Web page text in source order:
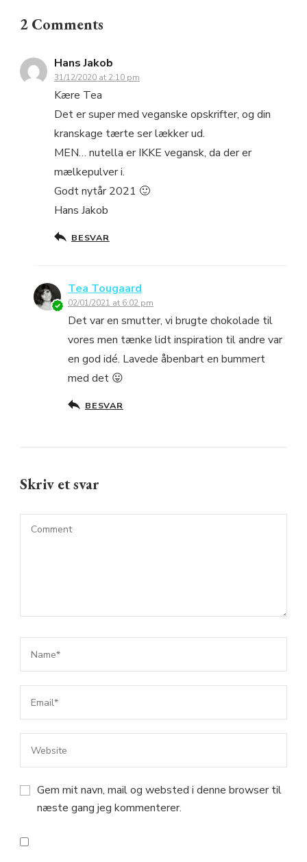
2 Comments
Hans Jakob
31/12/2020 at 2:10 pm
Kære Tea
Det er super med veganske opskrifter, og din
kranskage tærte ser lækker ud.
MEN… nutella er IKKE vegansk, da der er
mælkepulver i.
Godt nytår 2021 🙂
Hans Jakob
BESVAR
Tea Tougaard
02/01/2021 at 6:02 pm
Det var en smutter, vi brugte chokolade til
vores men tænke lidt inspiration til andre var
en god idé. Lavede åbenbart en bummert
med det 😛
BESVAR
Skriv et svar
Gem mit navn, mail og websted i denne browser til
næste gang jeg kommenterer.